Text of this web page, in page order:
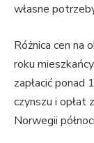
własne
Różnica cen na
roku
zapłacić
czynszu i opłat
Norwegii